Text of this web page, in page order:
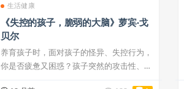
生活健康
《失控的孩子，脆弱的大脑》萝宾·戈
贝尔
养育孩子时，面对孩子的怪异、失控行为，
你是否疲惫又困惑？孩子突然的攻击性、莫